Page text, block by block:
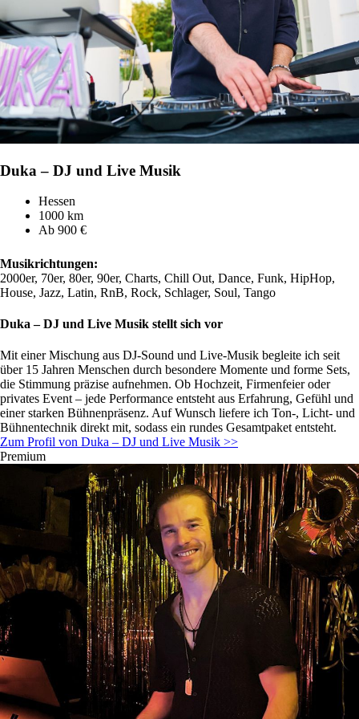
Duka – DJ und Live Musik
Hessen
1000 km
Ab 900 €
Musikrichtungen:
2000er, 70er, 80er, 90er, Charts, Chill Out, Dance, Funk, HipHop,
House, Jazz, Latin, RnB, Rock, Schlager, Soul, Tango
Duka – DJ und Live Musik stellt sich vor
Mit einer Mischung aus DJ-Sound und Live-Musik begleite ich seit
über 15 Jahren Menschen durch besondere Momente und forme Sets,
die Stimmung präzise aufnehmen. Ob Hochzeit, Firmenfeier oder
privates Event – jede Performance entsteht aus Erfahrung, Gefühl und
einer starken Bühnenpräsenz. Auf Wunsch liefere ich Ton-, Licht- und
Bühnentechnik direkt mit, sodass ein rundes Gesamtpaket entsteht.
Zum Profil von Duka – DJ und Live Musik >>
Premium